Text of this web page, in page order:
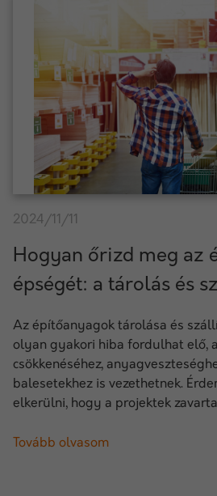
2024/11/11
Hogyan őrizd meg az
épségét: a tárolás és
Az építőanyagok tárolása és
olyan gyakori hiba fordulhat elő,
csökkenéséhez,
balesetekhez is vezethetnek.
elkerülni, hogy a projektek
Tovább olvasom